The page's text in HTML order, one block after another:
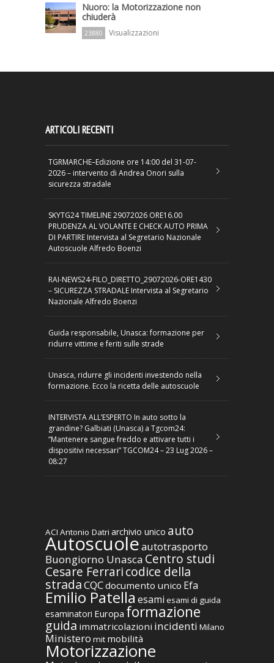
Nuoro: la Motorizzazione non
chiuderà
23880 Visualizzazioni
ARTICOLI RECENTI
TGRMARCHE–Edizione ore 14:00 del 31-07-
2026 – intervento di Andrea Onori sulla
sicurezza stradale
SKYTG24 TIMELINE 29072026 ORE16.00
PRUDENZA AL VOLANTE E CHECK AUTO PRIMA
DI PARTIRE Intervista al Segretario Nazionale
Autoscuole Alfredo Boenzi
RAI-NEWS24-FILO_DIRETTO_29072026-ORE1430
– SICUREZZA STRADALE Intervista al Segretario
Nazionale Alfredo Boenzi
Guida responsabile, Unasca: formazione per
ridurre vittime e feriti sulle strade
Unasca, ridurre gli incidenti investendo nella
formazione. Ecco la ricetta delle autoscuole
INTERVISTA ALL’ESPERTO In auto sotto la
grandine? Galbiati (Unasca) a Tgcom24:
“Mantenere sangue freddo e attivare tutti i
dispositivi necessari” TGCOM24 – 23 Lug 2026 –
08:27
ACI Antonio Datri archivio unico auto
Autoscuoleautotrasporto
Buongiorno Unasca Centro studi
Cesare Ferraricodice della
stradaCQCdocumento unico Efa
Emilio Patella esami esami di guida
esaminatori Europa formazione
guida immatricolazioni incidenti Milano
Ministero mit mobilità
Motorizzazione